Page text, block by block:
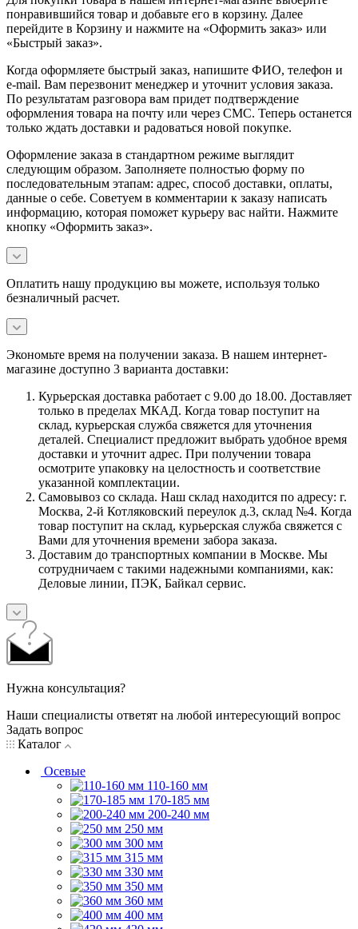
понравившийся товар и добавьте его в корзину. Далее
перейдите в Корзину и нажмите на «Оформить заказ» или
«Быстрый заказ».
Когда оформляете быстрый заказ, напишите ФИО, телефон и
e-mail. Вам перезвонит менеджер и уточнит условия заказа.
По результатам разговора вам придет подтверждение
оформления товара на почту или через СМС. Теперь останется
только ждать доставки и радоваться новой покупке.
Оформление заказа в стандартном режиме выглядит
следующим образом. Заполняете полностью форму по
последовательным этапам: адрес, способ доставки, оплаты,
данные о себе. Советуем в комментарии к заказу написать
информацию, которая поможет курьеру вас найти. Нажмите
кнопку «Оформить заказ».
Оплатить нашу продукцию вы можете, используя только
безналичный расчет.
Экономьте время на получении заказа. В нашем интернет-
магазине доступно 3 варианта доставки:
Курьерская доставка работает с 9.00 до 18.00. Доставляет
только в пределах МКАД. Когда товар поступит на
склад, курьерская служба свяжется для уточнения
деталей. Специалист предложит выбрать удобное время
доставки и уточнит адрес. При получении товара
осмотрите упаковку на целостность и соответствие
указанной комплектации.
Самовывоз со склада. Наш склад находится по адресу: г.
Москва, 2-й Котляковский переулок д.3, склад №4. Когда
товар поступит на склад, курьерская служба свяжется с
Вами для уточнения времени забора заказа.
Доставим до транспортных компании в Москве. Мы
сотрудничаем с такими надежными компаниями, как:
Деловые линии, ПЭК, Байкал сервис.
Нужна консультация?
Наши специалисты ответят на любой интересующий вопрос
Задать вопрос
Каталог
Осевые
110-160 мм
170-185 мм
200-240 мм
250 мм
300 мм
315 мм
330 мм
350 мм
360 мм
400 мм